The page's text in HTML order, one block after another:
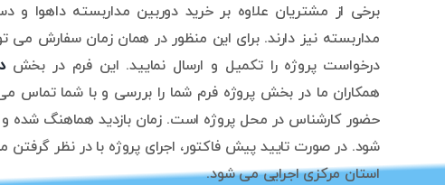
مداربسته نیز دارند. برای این منظور در همان زمان سفارش
درخواست پروژه را تکمیل و ارسال نمایید. این فرم در بخش
همکاران ما در بخش پروژه فرم شما را بررسی و با شما تماس
حضور کارشناس در محل پروژه است. زمان بازدید هماهنگ شده
شود. در صورت تایید پیش فاکتور، اجرای پروژه با در نظر
استان مرکزی اجرایی می شود.